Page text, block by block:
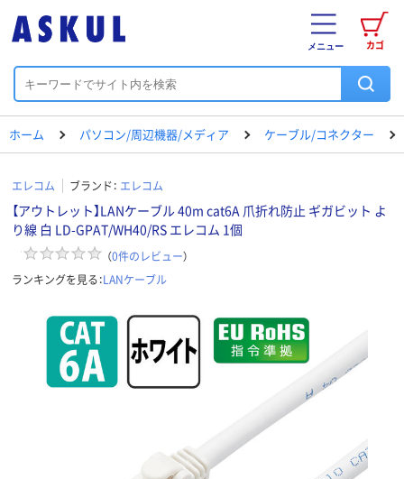
カゴ
メニュー
ホーム パソコン/周辺機器/メディア ケーブル/コネクター
エレコム ブランド： エレコム
【アウトレット】LANケーブル 40m cat6A 爪折れ防止 ギガビット よ
り線 白 LD-GPAT/WH40/RS エレコム 1個
（0件のレビュー）
ランキングを見る：LANケーブル